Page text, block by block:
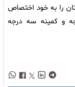
استان را به خود اختصاص
و کمینه سه درجه